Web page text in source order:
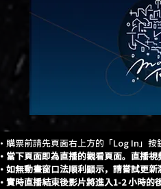
・購票前請先頁面右上方的「Log In」
・當下頁面即為直播的觀看頁面。直播
・如無動畫窗口法順利顯示，請嘗試更
・實時直播結束後影片將進入1-2 小時的